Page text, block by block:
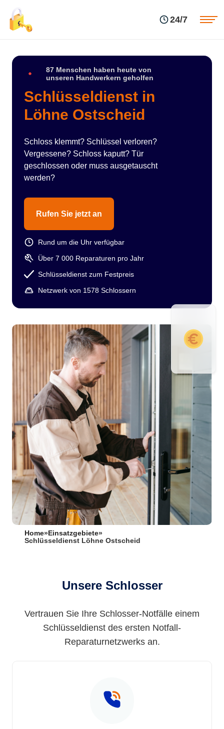
24/7
87 Menschen haben heute von
unseren Handwerkern geholfen
Schlüsseldienst in
Löhne Ostscheid
Schloss klemmt? Schlüssel verloren?
Vergessene? Schloss kaputt? Tür
geschlossen oder muss ausgetauscht
werden?
Rufen Sie jetzt an
Rund um die Uhr verfügbar
Über 7 000 Reparaturen pro Jahr
Schlüsseldienst zum Festpreis
Netzwerk von 1578 Schlossern
Home» Einsatzgebiete»
Schlüsseldienst Löhne Ostscheid
Unsere Schlosser
Vertrauen Sie Ihre Schlosser-Notfälle einem
Schlüsseldienst des ersten Notfall-
Reparaturnetzwerks an.